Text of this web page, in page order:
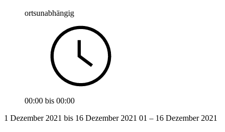
ortsunabhängig
00:00 bis 00:00
1 Dezember 2021 bis 16 Dezember 2021 01 ‒ 16 Dezember 2021